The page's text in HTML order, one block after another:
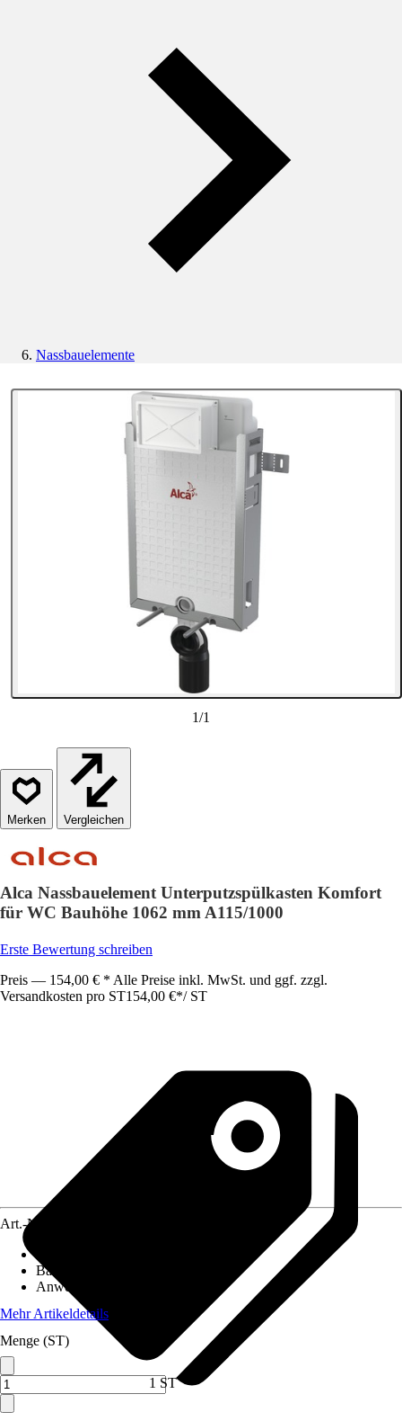
Nassbauelemente
1/1
Vergleichen
Alca Nassbauelement Unterputzspülkasten Komfort
für WC Bauhöhe 1062 mm A115/1000
Erste Bewertung schreiben
Preis — 154,00 € * Alle Preise inkl. MwSt. und ggf. zzgl.
Versandkosten pro ST154,00 €*/ ST
Art.-Nr.
Bauhöhe
Anwendungsbereich
Mehr Artikeldetails
Menge (ST)
1 ST